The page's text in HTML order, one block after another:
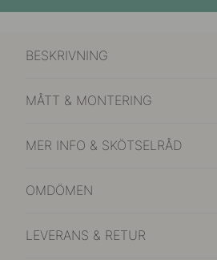
BESKRIVNING
MÅTT & MONTERING
MER INFO & SKÖTSELRÅD
OMDÖMEN
LEVERANS & RETUR